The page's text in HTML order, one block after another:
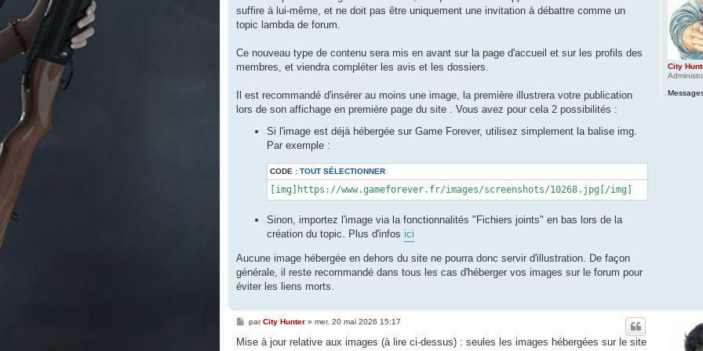
City
suffire à lui-même, et ne doit pas être uniquement une invitation à débattre comme un
topic lambda de forum.
Ce nouveau type de contenu sera mis en avant sur la page d'accueil et sur les profils des
membres, et viendra compléter les avis et les dossiers.
Il est recommandé d'insérer au moins une image, la première illustrera votre publication
lors de son affichage en première page du site . Vous avez pour cela 2 possibilités :
Si l'image est déjà hébergée sur Game Forever, utilisez simplement la balise img.
Par exemple :
CODE : TOUT SÉLECTIONNER
[img]https://www.gameforever.fr/images/screenshots/10268.jpg[/img]
Sinon, importez l'image via la fonctionnalités "Fichiers joints" en bas lors de la
création du topic. Plus d'infos ici
Aucune image hébergée en dehors du site ne pourra donc servir d'illustration. De façon
générale, il reste recommandé dans tous les cas d'héberger vos images sur le forum pour
éviter les liens morts.
M
s
parCity Hunter» mer. 20 mai 2026 15:17
Mise à jour relative aux images (à lire ci-dessus) : seules les images hébergées sur le site